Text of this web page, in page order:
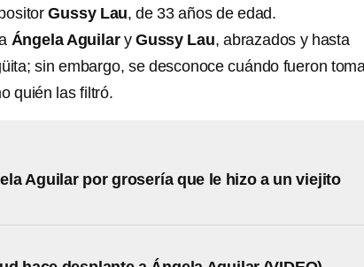
Gussy Lau, de 33 años de edad.
Ángela AguilaryGussy Lau, abrazados y hasta
sin embargo, se desconoce cuándo fueron
quién las filtró.
Aguilar por grosería que le hizo a un viejito